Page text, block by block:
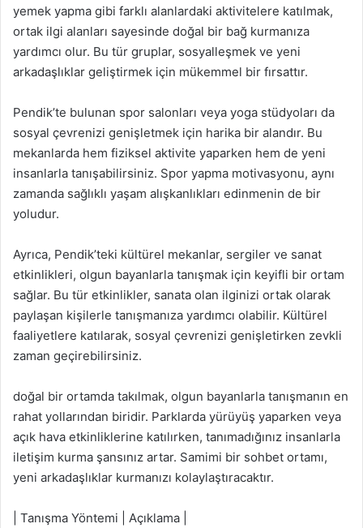
yemek yapma gibi farklı alanlardaki aktivitelere katılmak,
ortak ilgi alanları sayesinde doğal bir bağ kurmanıza
yardımcı olur. Bu tür gruplar, sosyalleşmek ve yeni
arkadaşlıklar geliştirmek için mükemmel bir fırsattır.
Pendik’te bulunan spor salonları veya yoga stüdyoları da
sosyal çevrenizi genişletmek için harika bir alandır. Bu
mekanlarda hem fiziksel aktivite yaparken hem de yeni
insanlarla tanışabilirsiniz. Spor yapma motivasyonu, aynı
zamanda sağlıklı yaşam alışkanlıkları edinmenin de bir
yoludur.
Ayrıca, Pendik’teki kültürel mekanlar, sergiler ve sanat
etkinlikleri, olgun bayanlarla tanışmak için keyifli bir ortam
sağlar. Bu tür etkinlikler, sanata olan ilginizi ortak olarak
paylaşan kişilerle tanışmanıza yardımcı olabilir. Kültürel
faaliyetlere katılarak, sosyal çevrenizi genişletirken zevkli
zaman geçirebilirsiniz.
doğal bir ortamda takılmak, olgun bayanlarla tanışmanın en
rahat yollarından biridir. Parklarda yürüyüş yaparken veya
açık hava etkinliklerine katılırken, tanımadığınız insanlarla
iletişim kurma şansınız artar. Samimi bir sohbet ortamı,
yeni arkadaşlıklar kurmanızı kolaylaştıracaktır.
| Tanışma Yöntemi | Açıklama |